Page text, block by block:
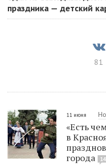
праздника — детский
81
11 июня
«Есть
в
города
14